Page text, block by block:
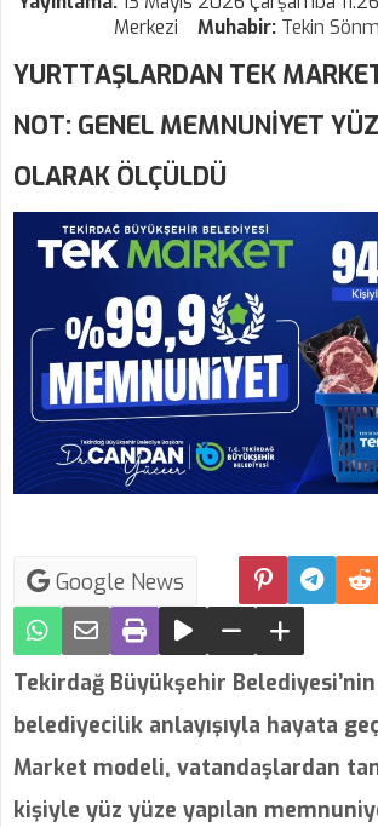
Merkezi
Muhabir: Tekin
YURTTAŞLARDAN TEK
NOT: GENEL MEMNUNİYET
OLARAK ÖLÇÜLDÜ
Google News
Tekirdağ Büyükşehir
belediyecilik anlayışıyla hayata
Market modeli, vatandaşlardan
kişiyle yüz yüze yapılan